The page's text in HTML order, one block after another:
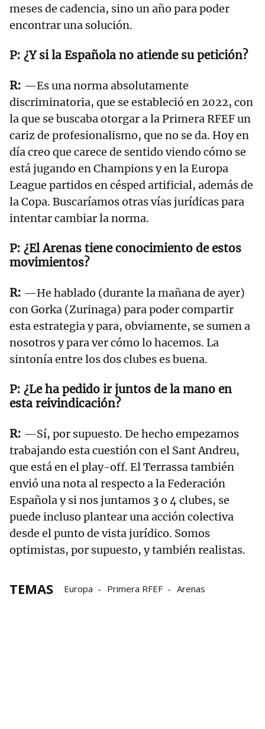
meses de cadencia, sino un año para poder
encontrar una solución.
¿Y si la Española no atiende su petición?
—Es una norma absolutamente
discriminatoria, que se estableció en 2022, con
la que se buscaba otorgar a la Primera RFEF un
cariz de profesionalismo, que no se da. Hoy en
día creo que carece de sentido viendo cómo se
está jugando en Champions y en la Europa
League partidos en césped artificial, además de
la Copa. Buscaríamos otras vías jurídicas para
intentar cambiar la norma.
¿El Arenas tiene conocimiento de estos
movimientos?
—He hablado (durante la mañana de ayer)
con Gorka (Zurinaga) para poder compartir
esta estrategia y para, obviamente, se sumen a
nosotros y para ver cómo lo hacemos. La
sintonía entre los dos clubes es buena.
¿Le ha pedido ir juntos de la mano en
esta reivindicación?
—Sí, por supuesto. De hecho empezamos
trabajando esta cuestión con el Sant Andreu,
que está en el play-off. El Terrassa también
envió una nota al respecto a la Federación
Española y si nos juntamos 3 o 4 clubes, se
puede incluso plantear una acción colectiva
desde el punto de vista jurídico. Somos
optimistas, por supuesto, y también realistas.
TEMAS Europa Primera RFEF Arenas